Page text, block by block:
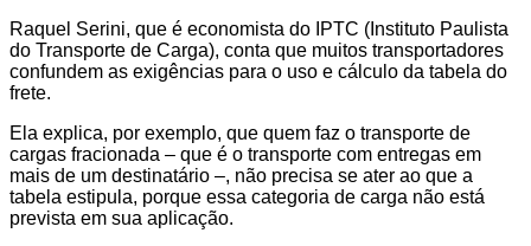
Raquel Serini, que é economista do IPTC (Instituto Paulista
do Transporte de Carga), conta que muitos transportadores
confundem as exigências para o uso e cálculo da tabela do
frete.
Ela explica, por exemplo, que quem faz o transporte de
cargas fracionada – que é o transporte com entregas em
mais de um destinatário –, não precisa se ater ao que a
tabela estipula, porque essa categoria de carga não está
prevista em sua aplicação.